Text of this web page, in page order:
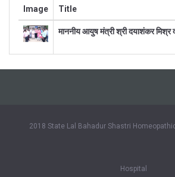
Image Title
माननीय आयुष मंत्री श्री दयाशंकर मिश्र
2018 State Lal Bahadur Shastri
Hospital